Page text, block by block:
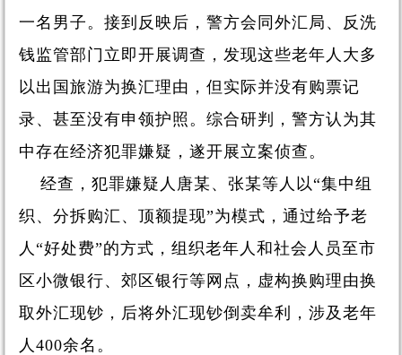
一名男子。接到反映后，警方会同外汇局、反洗
钱监管部门立即开展调查，发现这些老年人大多
以出国旅游为换汇理由，但实际并没有购票记
录、甚至没有申领护照。综合研判，警方认为其
中存在经济犯罪嫌疑，遂开展立案侦查。
经查，犯罪嫌疑人唐某、张某等人以“集中组
织、分拆购汇、顶额提现”为模式，通过给予老
人“好处费”的方式，组织老年人和社会人员至市
区小微银行、郊区银行等网点，虚构换购理由换
取外汇现钞，后将外汇现钞倒卖牟利，涉及老年
人400余名。